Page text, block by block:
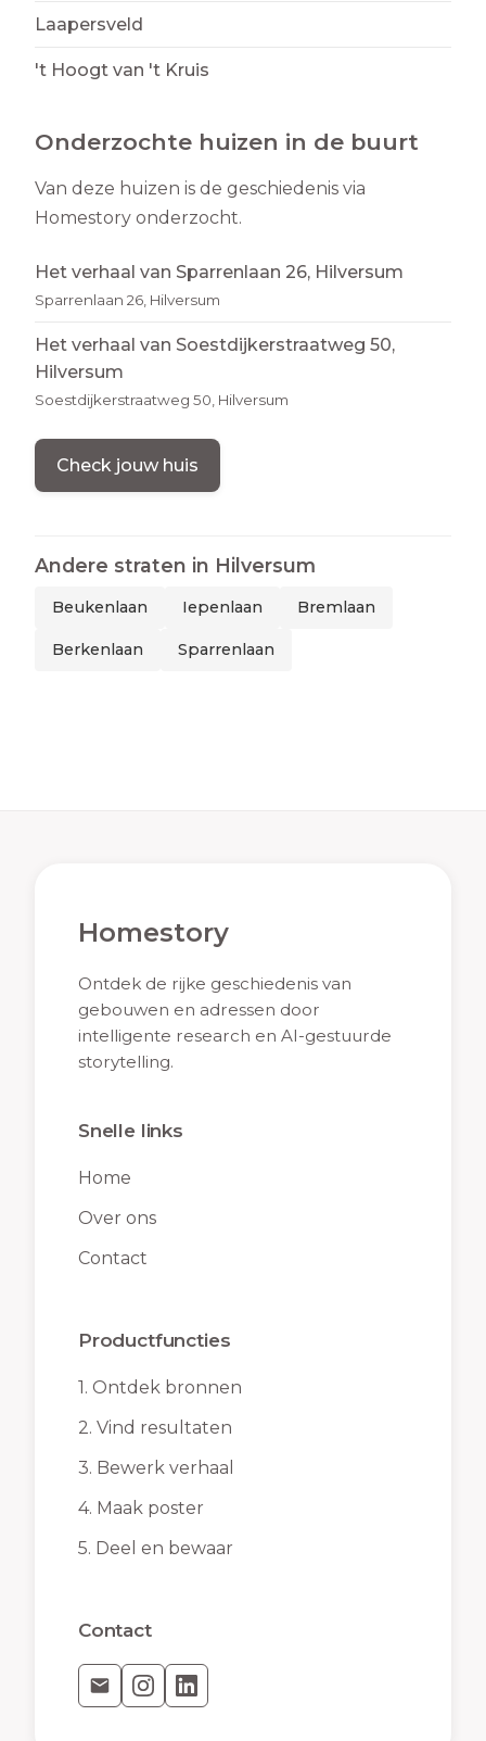
Laapersveld
't Hoogt van 't Kruis
Onderzochte huizen in de buurt
Van deze huizen is de geschiedenis via
Homestory onderzocht.
Het verhaal van Sparrenlaan 26, Hilversum
Sparrenlaan 26, Hilversum
Het verhaal van Soestdijkerstraatweg 50,
Hilversum
Soestdijkerstraatweg 50, Hilversum
Check jouw huis
Andere straten in Hilversum
Beukenlaan Iepenlaan Bremlaan
Berkenlaan Sparrenlaan
Homestory
Ontdek de rijke geschiedenis van
gebouwen en adressen door
intelligente research en AI-gestuurde
storytelling.
Snelle links
Home
Over ons
Contact
Productfuncties
1. Ontdek bronnen
2. Vind resultaten
3. Bewerk verhaal
4. Maak poster
5. Deel en bewaar
Contact